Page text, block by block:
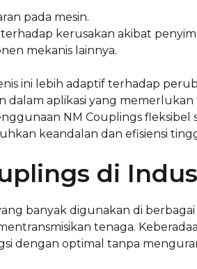
pada mesin.
kerusakan akibat
mekanis lainnya.
ini lebih adaptif terhadap
dalam aplikasi yang
NM Couplings
keandalan dan efisiensi
di
banyak digunakan di
tenaga.
dengan optimal tanpa